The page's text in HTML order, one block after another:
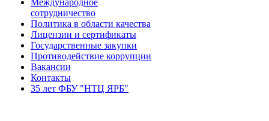
Международное
сотрудничество
Политика в области качества
Лицензии и сертификаты
Государственные закупки
Противодействие коррупции
Вакансии
Контакты
35 лет ФБУ "НТЦ ЯРБ"